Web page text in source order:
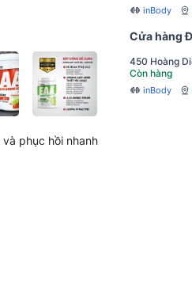
phục hồi nhanh
inBody
Cửa hàng
450 Hoàng
Còn hàng
inBody